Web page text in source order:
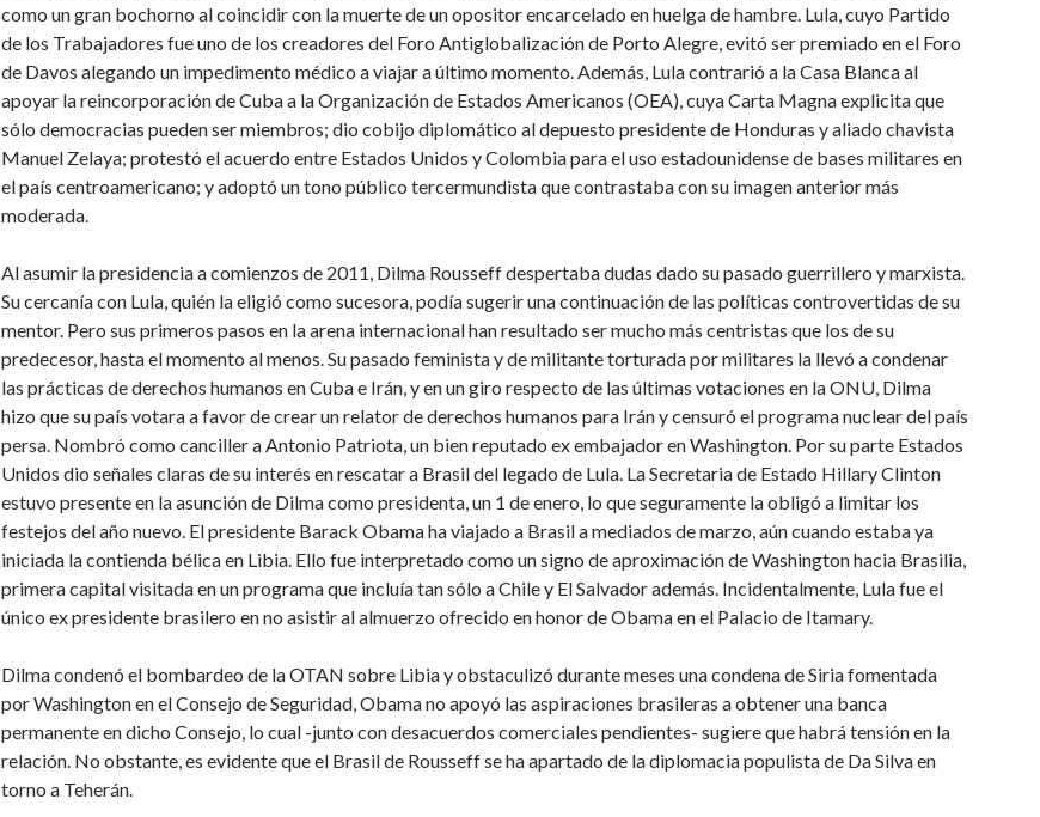
como un gran bochorno al coincidir con la muerte de un opositor encarcelado en huelga de hambre. Lula, cuyo Partido
de los Trabajadores fue uno de los creadores del Foro Antiglobalización de Porto Alegre, evitó ser premiado en el Foro
de Davos alegando un impedimento médico a viajar a último momento. Además, Lula contrarió a la Casa Blanca al
apoyar la reincorporación de Cuba a la Organización de Estados Americanos (OEA), cuya Carta Magna explicita que
sólo democracias pueden ser miembros; dio cobijo diplomático al depuesto presidente de Honduras y aliado chavista
Manuel Zelaya; protestó el acuerdo entre Estados Unidos y Colombia para el uso estadounidense de bases militares en
el país centroamericano; y adoptó un tono público tercermundista que contrastaba con su imagen anterior más
moderada.
Al asumir la presidencia a comienzos de 2011, Dilma Rousseff despertaba dudas dado su pasado guerrillero y marxista.
Su cercanía con Lula, quién la eligió como sucesora, podía sugerir una continuación de las políticas controvertidas de su
mentor. Pero sus primeros pasos en la arena internacional han resultado ser mucho más centristas que los de su
predecesor, hasta el momento al menos. Su pasado feminista y de militante torturada por militares la llevó a condenar
las prácticas de derechos humanos en Cuba e Irán, y en un giro respecto de las últimas votaciones en la ONU, Dilma
hizo que su país votara a favor de crear un relator de derechos humanos para Irán y censuró el programa nuclear del país
persa. Nombró como canciller a Antonio Patriota, un bien reputado ex embajador en Washington. Por su parte Estados
Unidos dio señales claras de su interés en rescatar a Brasil del legado de Lula. La Secretaria de Estado Hillary Clinton
estuvo presente en la asunción de Dilma como presidenta, un 1 de enero, lo que seguramente la obligó a limitar los
festejos del año nuevo. El presidente Barack Obama ha viajado a Brasil a mediados de marzo, aún cuando estaba ya
iniciada la contienda bélica en Libia. Ello fue interpretado como un signo de aproximación de Washington hacia Brasilia,
primera capital visitada en un programa que incluía tan sólo a Chile y El Salvador además. Incidentalmente, Lula fue el
único ex presidente brasilero en no asistir al almuerzo ofrecido en honor de Obama en el Palacio de Itamary.
Dilma condenó el bombardeo de la OTAN sobre Libia y obstaculizó durante meses una condena de Siria fomentada
por Washington en el Consejo de Seguridad, Obama no apoyó las aspiraciones brasileras a obtener una banca
permanente en dicho Consejo, lo cual -junto con desacuerdos comerciales pendientes- sugiere que habrá tensión en la
relación. No obstante, es evidente que el Brasil de Rousseff se ha apartado de la diplomacia populista de Da Silva en
torno a Teherán.